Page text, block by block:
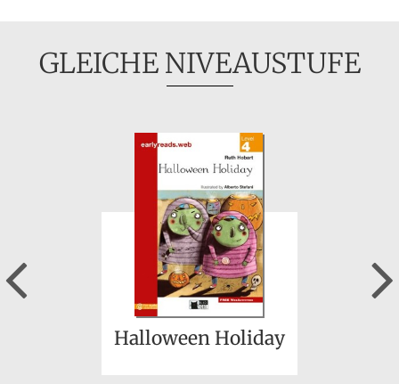
GLEICHE NIVEAUSTUFE
Halloween Holiday
Previous